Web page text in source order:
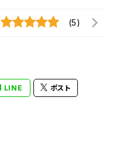
(5)
LINE ポスト